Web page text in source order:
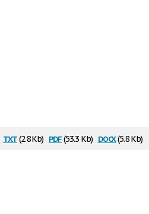
txt(2.8 Kb) pdf(53.3 Kb) docx(5.8 Kb)